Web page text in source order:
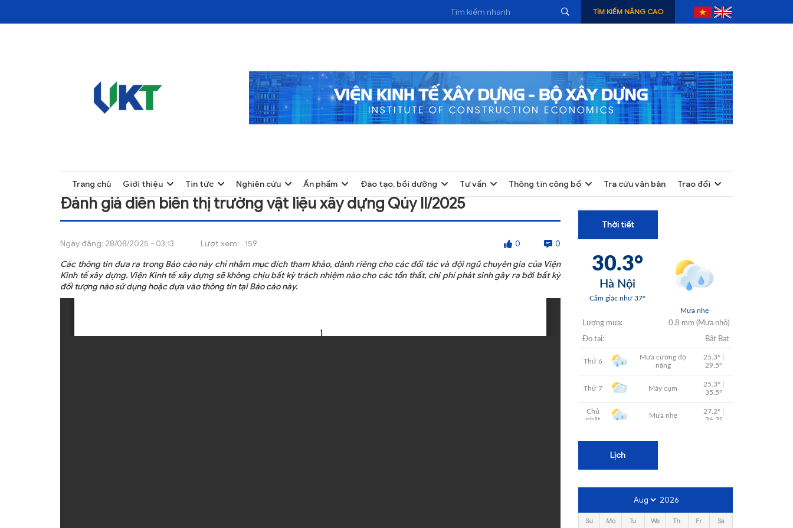
NGHIÊN CỨU
ĐÀO TẠO, BỒI DƯỠNG
TÌM KIẾM NÂNG CAO
Trang chủ Giới thiệu Tin tức Nghiên cứu Ấn phẩm Đào tạo, bồi dưỡng Tư vấn Thông tin công bố Tra cứu văn bản Trao đổi
Đánh giá diễn biến thị trường vật liệu xây dựng Qúy II/2025
Ngày đăng: 28/08/2025 - 03:13 Lượt xem: 159 0 0
Các thông tin đưa ra trong Báo cáo này chỉ nhằm mục đích tham khảo, dành riêng cho các đối tác và đội ngũ chuyên gia của Viện
Kinh tế xây dựng. Viện Kinh tế xây dựng sẽ không chịu bất kỳ trách nhiệm nào cho các tổn thất, chi phí phát sinh gây ra bởi bất kỳ
đối tượng nào sử dụng hoặc dựa vào thông tin tại Báo cáo này.
Thời tiết
Lịch
2026
Su Mo Tu We Th Fr Sa